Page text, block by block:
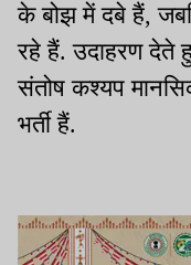
के बोझ में दबे हैं,
रहे हैं. उदाहरण देते
संतोष कश्यप
भर्ती हैं.